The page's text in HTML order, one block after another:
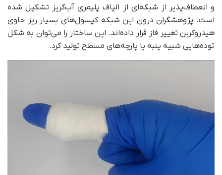
و انعطاف‌پذیر از شبکه‌ای از الیاف پلیمری آب‌گریز تشکیل شده
است. پژوهشگران درون این شبکه کپسول‌های بسیار ریز حاوی
هیدروکربن تغییر فاز قرار داده‌اند. این ساختار را می‌توان به شکل
توده‌هایی شبیه پنبه یا پارچه‌های مسطح تولید کرد.